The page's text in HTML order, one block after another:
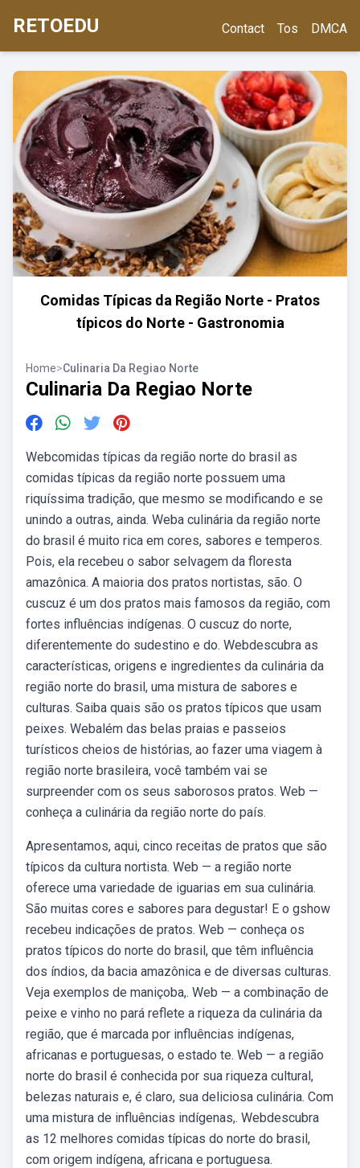
RETOEDU Contact Tos DMCA
Comidas Típicas da Região Norte - Pratos
típicos do Norte - Gastronomia
Home>Culinaria Da Regiao Norte
Culinaria Da Regiao Norte
Webcomidas típicas da região norte do brasil as
comidas típicas da região norte possuem uma
riquíssima tradição, que mesmo se modificando e se
unindo a outras, ainda. Weba culinária da região norte
do brasil é muito rica em cores, sabores e temperos.
Pois, ela recebeu o sabor selvagem da floresta
amazônica. A maioria dos pratos nortistas, são. O
cuscuz é um dos pratos mais famosos da região, com
fortes influências indígenas. O cuscuz do norte,
diferentemente do sudestino e do. Webdescubra as
características, origens e ingredientes da culinária da
região norte do brasil, uma mistura de sabores e
culturas. Saiba quais são os pratos típicos que usam
peixes. Webalém das belas praias e passeios
turísticos cheios de histórias, ao fazer uma viagem à
região norte brasileira, você também vai se
surpreender com os seus saborosos pratos. Web —
conheça a culinária da região norte do país.
Apresentamos, aqui, cinco receitas de pratos que são
típicos da cultura nortista. Web — a região norte
oferece uma variedade de iguarias em sua culinária.
São muitas cores e sabores para degustar! E o gshow
recebeu indicações de pratos. Web — conheça os
pratos típicos do norte do brasil, que têm influência
dos índios, da bacia amazônica e de diversas culturas.
Veja exemplos de maniçoba,. Web — a combinação de
peixe e vinho no pará reflete a riqueza da culinária da
região, que é marcada por influências indígenas,
africanas e portuguesas, o estado te. Web — a região
norte do brasil é conhecida por sua riqueza cultural,
belezas naturais e, é claro, sua deliciosa culinária. Com
uma mistura de influências indígenas,. Webdescubra
as 12 melhores comidas típicas do norte do brasil,
com origem indígena, africana e portuguesa.